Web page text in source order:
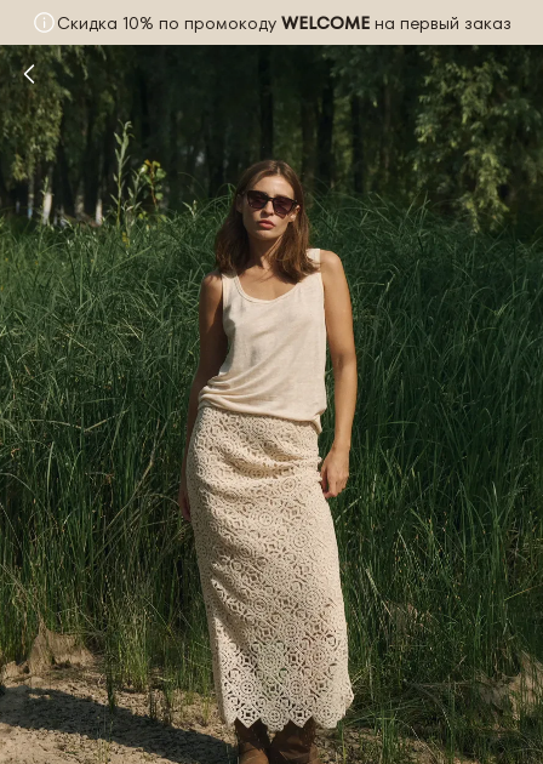
Скидка 10% по промокоду WELCOME на первый заказ